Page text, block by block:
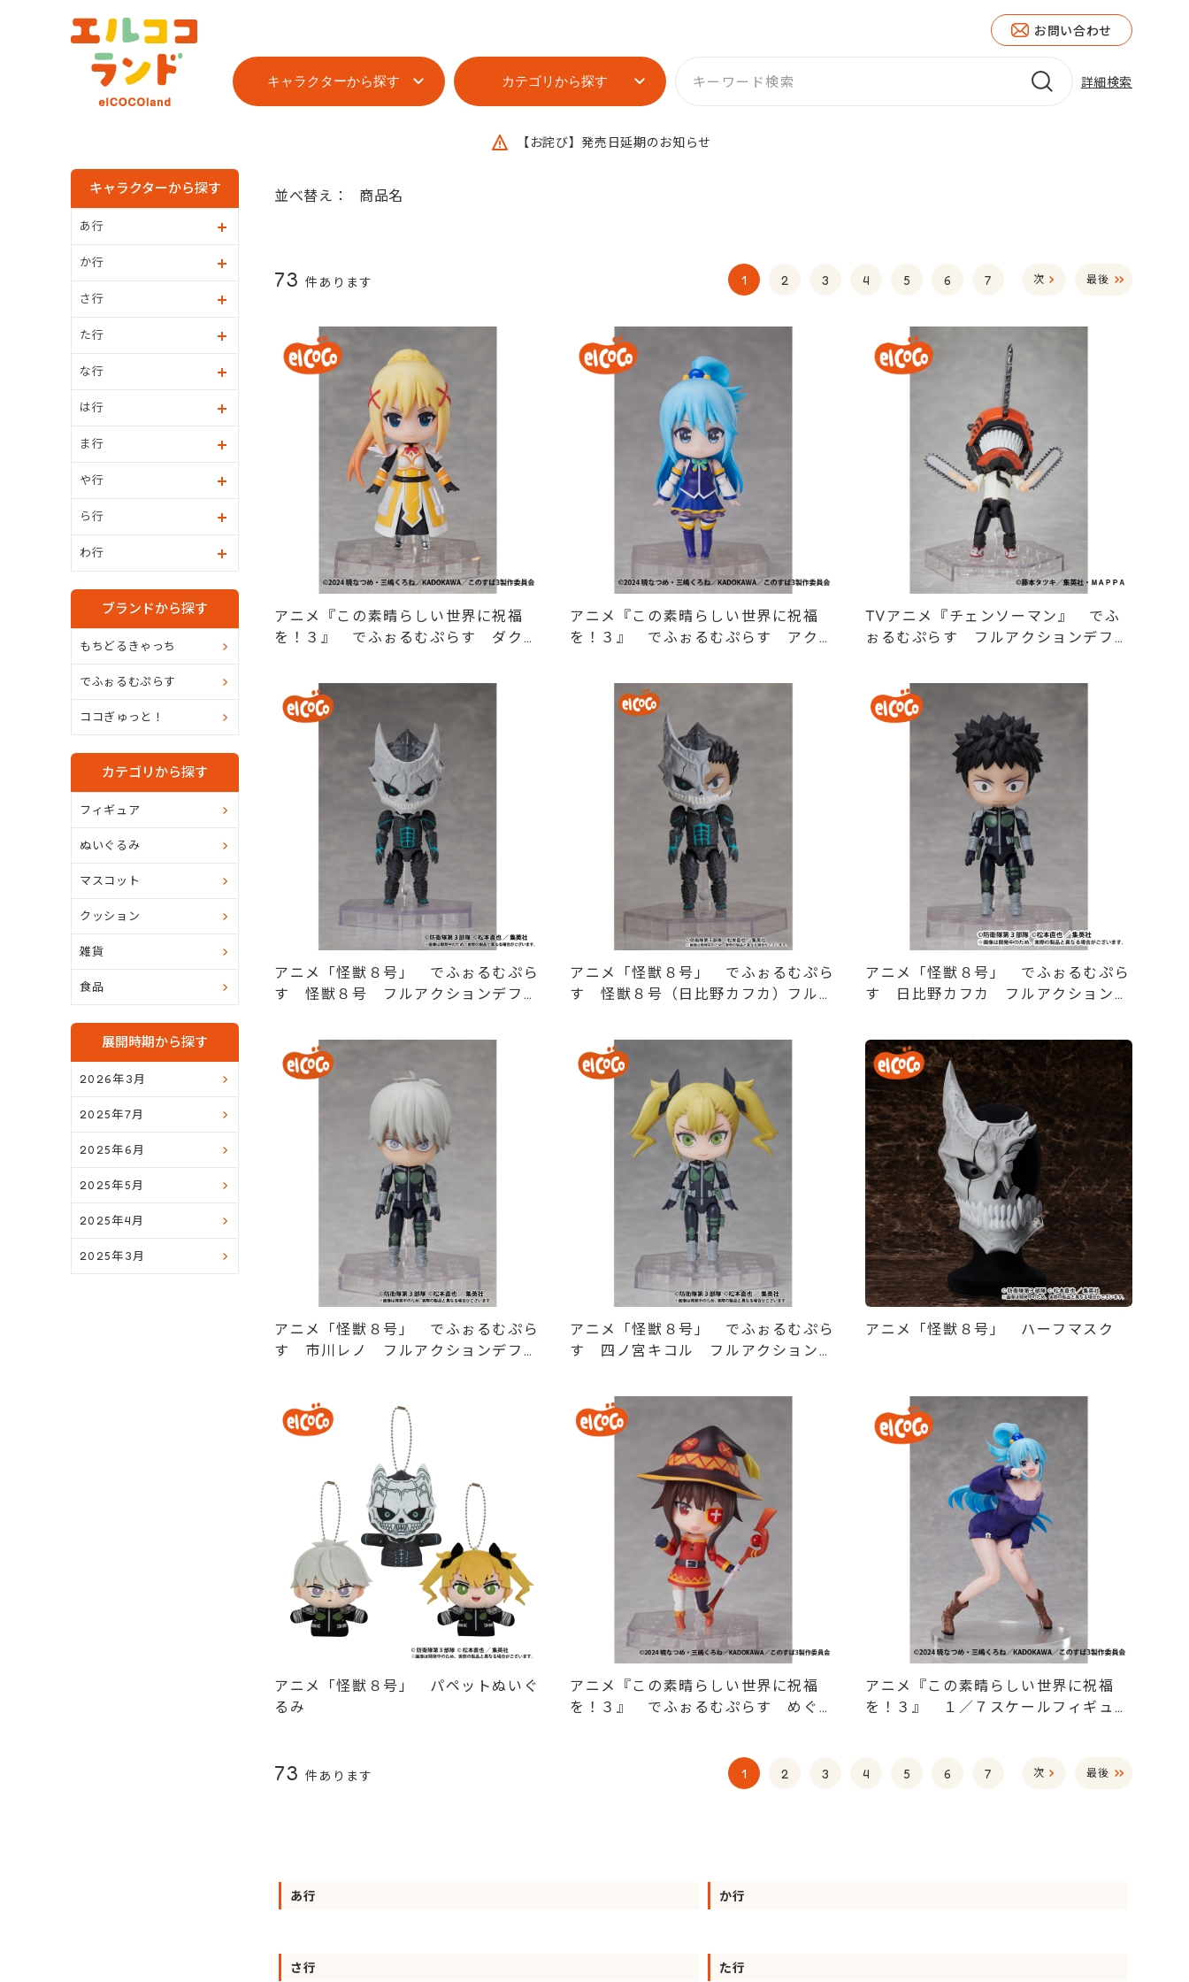
お問い合わせ
キャラクターから探す カテゴリから探す 詳細検索
【お詫び】発売日延期のお知らせ
並べ替え： 商品名
73 件あります 1 2 3 4 5 6 7 次 最後
アニメ『この素晴らしい世界に祝福
を！３』 でふぉるむぷらす ダクネ
アニメ『この素晴らしい世界に祝福
を！３』 でふぉるむぷらす アク
TVアニメ『チェンソーマン』 でふ
ぉるむぷらす フルアクションデフォ
アニメ「怪獣８号」 でふぉるむぷら
す 怪獣８号 フルアクションデフォ
アニメ「怪獣８号」 でふぉるむぷら
す 怪獣８号（日比野カフカ）フルア
アニメ「怪獣８号」 でふぉるむぷら
す 日比野カフカ フルアクションデ
アニメ「怪獣８号」 でふぉるむぷら
す 市川レノ フルアクションデフォ
アニメ「怪獣８号」 でふぉるむぷら
す 四ノ宮キコル フルアクションデ
アニメ「怪獣８号」 ハーフマスク
アニメ「怪獣８号」 パペットぬいぐ
るみ
アニメ『この素晴らしい世界に祝福
を！３』 でふぉるむぷらす めぐみ
アニメ『この素晴らしい世界に祝福
を！３』 １／７スケールフィギュ
73 件あります 1 2 3 4 5 6 7 次 最後
あ行 か行
さ行 た行
キャラクターから探す
あ行
か行
さ行
た行
な行
は行
ま行
や行
ら行
わ行
ブランドから探す
もちどるきゃっち
でふぉるむぷらす
ココぎゅっと！
カテゴリから探す
フィギュア
ぬいぐるみ
マスコット
クッション
雑貨
食品
展開時期から探す
2026年3月
2025年7月
2025年6月
2025年5月
2025年4月
2025年3月